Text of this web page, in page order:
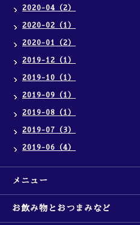
2020-04（2）
2020-02（1）
2020-01（2）
2019-12（1）
2019-10（1）
2019-09（1）
2019-08（1）
2019-07（3）
2019-06（4）
メニュー
お飲み物とおつまみなど